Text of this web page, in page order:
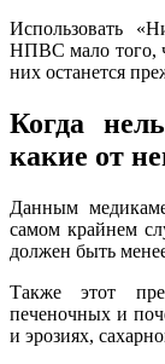
Использовать
НПВС мало того,
них останется
Когда
какие от
Данным
самом крайнем
должен быть
Также этот
печеночных и
и эрозиях,